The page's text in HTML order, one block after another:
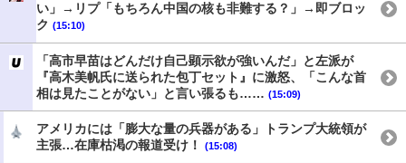
い」→リプ「もちろん中国の核も非難する？」→即ブロッ
ク (15:10)
「高市早苗はどんだけ自己顕示欲が強いんだ」と左派が
『高木美帆氏に送られた包丁セット』に激怒、「こんな首
相は見たことがない」と言い張るも…… (15:09)
アメリカには「膨大な量の兵器がある」トランプ大統領が
主張…在庫枯渇の報道受け！
(15:08)